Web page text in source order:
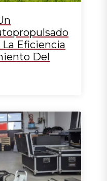
La Eficiencia
Del